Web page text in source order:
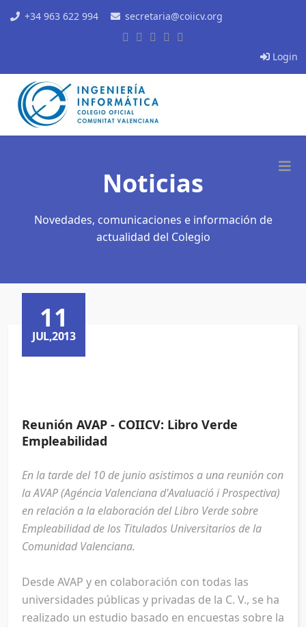
+34 963 622 994 secretaria@coiicv.org
Login
Noticias
Novedades, comunicaciones e información de
actualidad del Colegio
11
JUL,2013
Reunión AVAP - COIICV: Libro Verde
Empleabilidad
En la tarde del 10 de junio asistimos a una reunión con
la AVAP (Agéncia Valenciana d'Avaluació i Prospectiva)
en relación a la elaboración del Libro Verde sobre
Empleabilidad de los Titulados Universitarios de la
Comunidad Valenciana.
Desde AVAP y en colaboración con todas las
universidades públicas y privadas de la C. V., se ha
realizado un estudio basado en encuestas sobre la